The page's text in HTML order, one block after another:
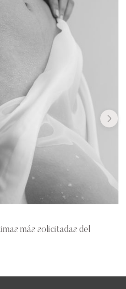
más solicitadas del